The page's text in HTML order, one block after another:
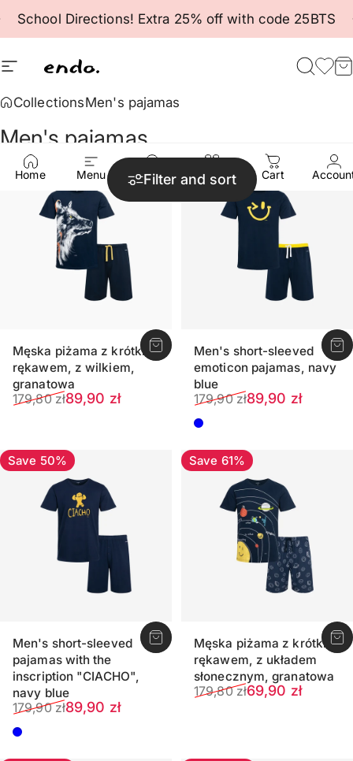
Skip to content
School Directions! Extra 25% off with code 25BTS
Pause slideshow
Site navigation
Endo
Home Menu Search Shop Cart
CollectionsMen's pajamas
Men's pajamas
Filter and sort
Save 50%
Męska piżama z krótkim
rękawem, z wilkiem,
granatowa
Sale price89,90 zł
Regular price
179,80 zł
Men's short-sleeved
emoticon pajamas, navy
blue
Sale price89,90 zł
Regular price
179,90 zł
Dark blue
Save 50%
Men's short-sleeved
pajamas with the
inscription "CIACHO",
navy blue
Sale price89,90 zł
Regular price
179,90 zł
Dark blue
Save 61%
Męska piżama z krótkim
rękawem, z układem
słonecznym, granatowa
Sale price69,90 zł
Regular price
179,80 zł